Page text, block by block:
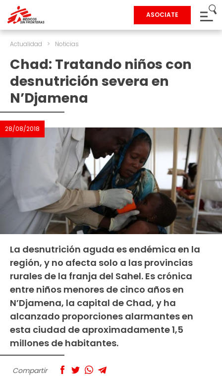
ASOCIATE
Actualidad > Noticias
Chad: Tratando niños con
desnutrición severa en
N’Djamena
28/08/2018
La desnutrición aguda es endémica en la
región, y no afecta solo a las provincias
rurales de la franja del Sahel. Es crónica
entre niños menores de cinco años en
N’Djamena, la capital de Chad, y ha
alcanzado proporciones alarmantes en
esta ciudad de aproximadamente 1,5
millones de habitantes.
Compartir